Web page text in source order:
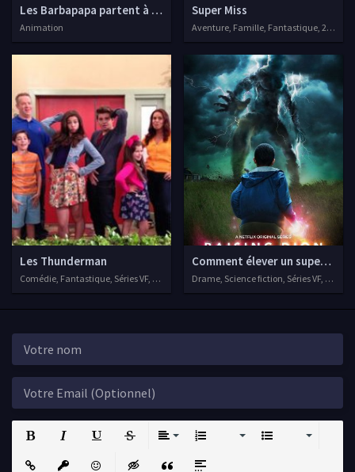
Les Barbapapa partent à la découverte des animaux
Animation
Super Miss
Aventure, Famille, Fantastique, 2020
Les Thunderman
Comédie, Fantastique, Séries VF, 2013
Comment élever un super-
Drame, Science fiction, Séries VF, 2019
Strikethrough